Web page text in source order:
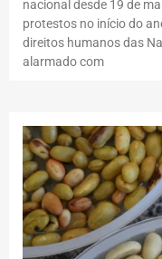
nacional desde 19 de
protestos no início do
direitos humanos das
alarmado com